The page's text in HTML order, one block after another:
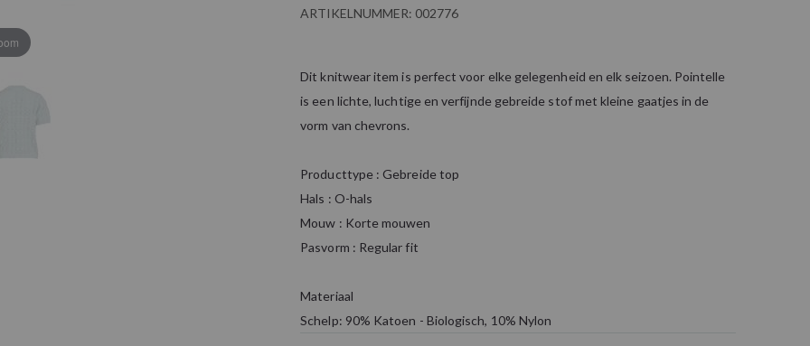
ARTIKELNUMMER: 002776
Dit knitwear item is perfect voor elke gelegenheid en elk seizoen. Pointelle
is een lichte, luchtige en verfijnde gebreide stof met kleine gaatjes in de
vorm van chevrons.
Producttype : Gebreide top
Hals : O-hals
Mouw : Korte mouwen
Pasvorm : Regular fit
Materiaal
Schelp: 90% Katoen - Biologisch, 10% Nylon